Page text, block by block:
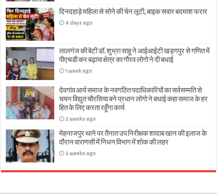
दिनदहाड़े महिला से सोने की चेन लूटी, बाइक सवार बदमाश फरार
4 days ago
लालगंज की बेटी डॉ. शुभ्रा साहू ने आईआईटी खड़गपुर से गणित में
पीएचडी कर बढ़ाया क्षेत्र का गौरव लोगो ने दी बधाई
1 week ago
देवगांव आर्य समाज के नवगठित पदाधिकारियों का सर्वसम्मति से
चयन विद्युत चौरसिया बने प्रधान लोगो ने बधाई कहा समाज के हर
हित के लिए करता रहूँगा कार्य
2 weeks ago
मेहनाजपुर थाने पर तैनात उप निरीक्षक शादाब खान की इलाज के
दौरान वाराणसी में निधन विभाग में शोक की लहर
2 weeks ago